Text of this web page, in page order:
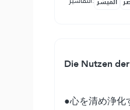
Die Nutzen
●心を清め浄化